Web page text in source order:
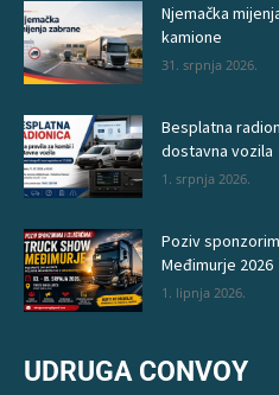
Njemačka
kamione
31. srpnja 2026.
Besplatna
dostavna vozila
1. srpnja 2026.
Poziv
Međimurje 2026
1. lipnja 2026.
UDRUGA CONVOY